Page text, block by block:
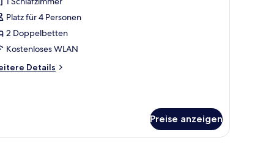
Platz für 4 Personen
2 Doppelbetten
Kostenloses WLAN
Details
Preise anzeigen